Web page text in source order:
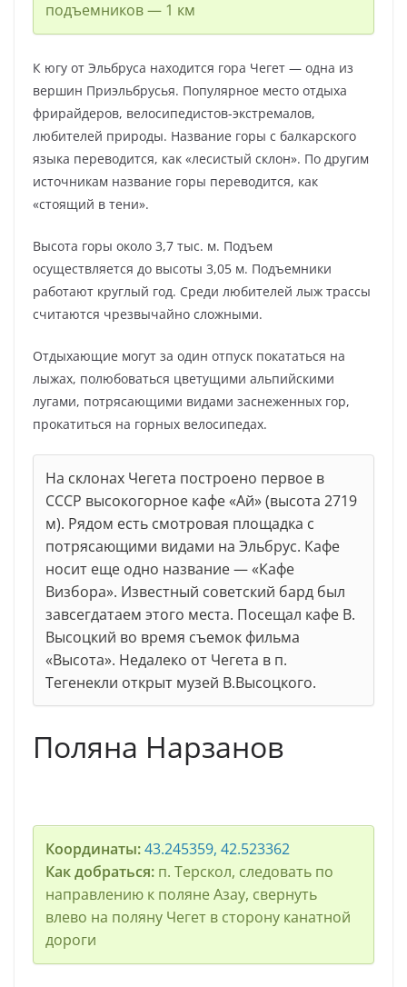
подъемников — 1 км
К югу от Эльбруса находится гора Чегет — одна из
вершин Приэльбрусья. Популярное место отдыха
фрирайдеров, велосипедистов-экстремалов,
любителей природы. Название горы с балкарского
языка переводится, как «лесистый склон». По другим
источникам название горы переводится, как
«стоящий в тени».
Высота горы около 3,7 тыс. м. Подъем
осуществляется до высоты 3,05 м. Подъемники
работают круглый год. Среди любителей лыж трассы
считаются чрезвычайно сложными.
Отдыхающие могут за один отпуск покататься на
лыжах, полюбоваться цветущими альпийскими
лугами, потрясающими видами заснеженных гор,
прокатиться на горных велосипедах.
На склонах Чегета построено первое в
СССР высокогорное кафе «Ай» (высота 2719
м). Рядом есть смотровая площадка с
потрясающими видами на Эльбрус. Кафе
носит еще одно название — «Кафе
Визбора». Известный советский бард был
завсегдатаем этого места. Посещал кафе В.
Высоцкий во время съемок фильма
«Высота». Недалеко от Чегета в п.
Тегенекли открыт музей В.Высоцкого.
Поляна Нарзанов
Координаты:43.245359, 42.523362
Как добраться:п. Терскол, следовать по
направлению к поляне Азау, свернуть
влево на поляну Чегет в сторону канатной
дороги